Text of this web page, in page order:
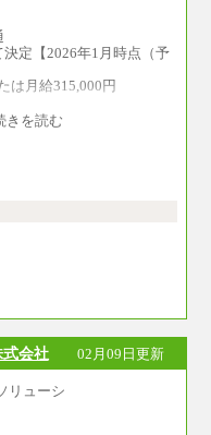
定【2026年1月時点（予
月給315,000円
律的な業務遂行が求
いては、さらに高い金
働時間外に勤務をし
通＞
を読む
会社 02月09日更新